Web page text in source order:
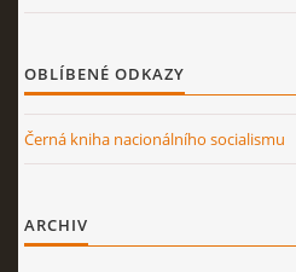
OBLÍBENÉ ODKAZY
Černá kniha nacionálního socialismu
ARCHIV